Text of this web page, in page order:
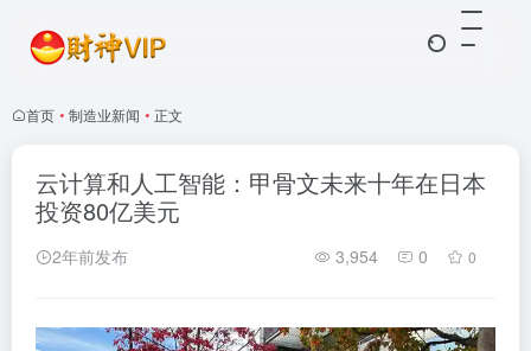
首页 • 制造业新闻 • 正文
云计算和人工智能：甲骨文未来十年在日本
投资80亿美元
2年前发布 3,954 0 0